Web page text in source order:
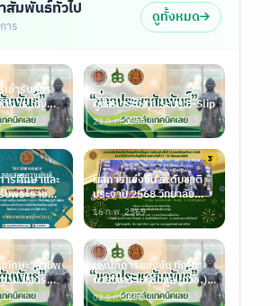
สัมพันธ์ทั่วไป
าร ดูทั้งหมด
ข้ารับการ
ติการ ปัญญา
คู่มือการใช้งานระบบ E-Slip
23 ก.ค. 2569
รศึกษาและ
บพระราช
ผลการแข่งขัน ระดับชาติ
ประจำปี 2568 วิทยาลัย
เทคนิคเลย ณ
16 ก.พ. 2569
ทักษะวิชาชีพ
าน ปีการ
เกณฑ์การแข่งขัน ทักษะ
การวิเคราะห์ข้อมูล (ปวช.)
และ ทักษ
02 ธ.ค. 2568